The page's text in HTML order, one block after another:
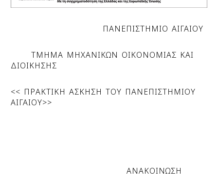
ΠΑΝΕΠΙΣΤΗΜΙΟ ΑΙΓΑΙΟΥ
ΤΜΗΜΑ ΜΗΧΑΝΙΚΩΝ ΟΙΚΟΝΟΜΙΑΣ ΚΑΙ
ΔΙΟΙΚΗΣΗΣ
<< ΠΡΑΚΤΙΚΗ ΑΣΚΗΣΗ ΤΟΥ ΠΑΝΕΠΙΣΤΗΜΙΟΥ
ΑΙΓΑΙΟΥ>>
ΑΝΑΚΟΙΝΩΣΗ